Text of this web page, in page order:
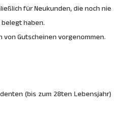
für Neukunden, die noch nie
belegt haben.
Gutscheinen vorgenommen.
(bis zum 28ten Lebensjahr)